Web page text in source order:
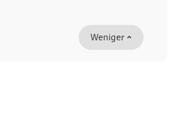
Weniger